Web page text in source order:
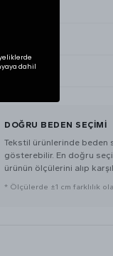
XLarge
DOĞRU BEDEN SEÇIMI
Tekstil ürünlerinde beden
gösterebilir. En doğru
ürünün ölçülerini alıp
* Ölçülerde ±1 cm farklılık
dahil